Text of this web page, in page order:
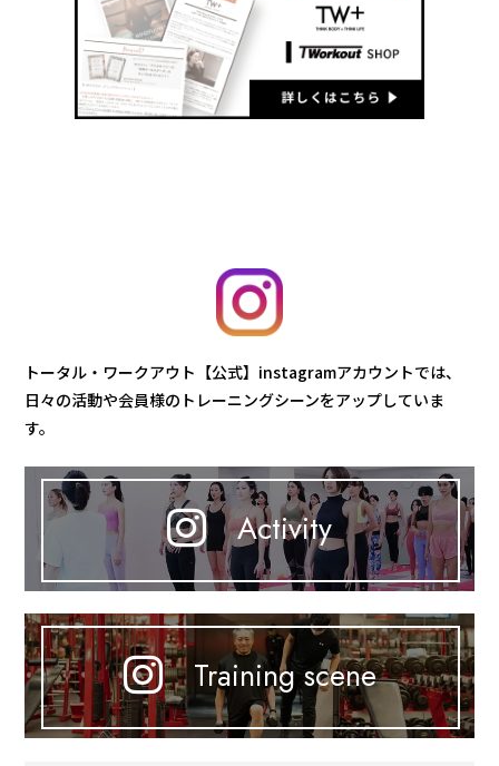
トータル・ワークアウト【公式】instagramアカウントでは、
日々の活動や会員様のトレーニングシーンをアップしていま
す。
Activity
Training scene